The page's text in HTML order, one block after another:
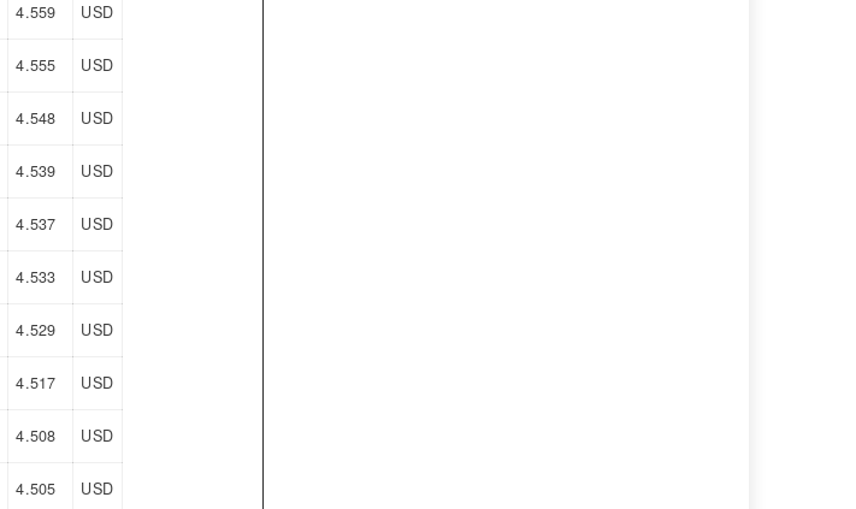
4.559 USD
4.555 USD
4.548 USD
4.539 USD
4.537 USD
4.533 USD
4.529 USD
4.517 USD
4.508 USD
4.505 USD